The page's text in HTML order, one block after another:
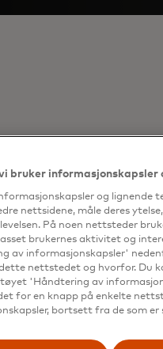
on LinkedIn
in a new tab
bruker
og
nettsidene, måle deres
På noen nettsteder
brukernes aktivitet og
av informasjonskapsler'
nettstedet og hvorfor. Du
'Håndtering av
for en knapp på enkelte
bortsett fra de som